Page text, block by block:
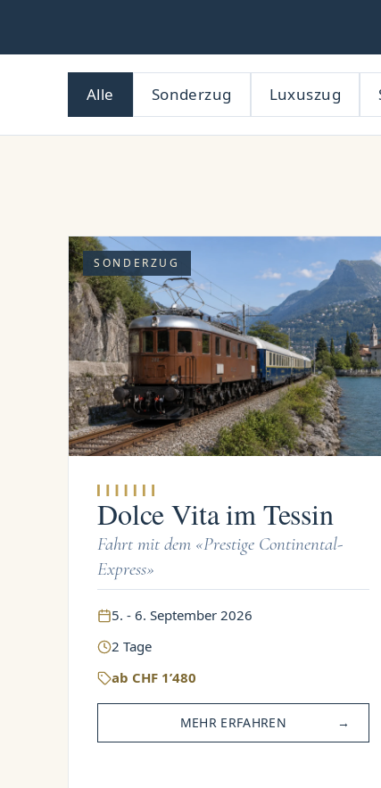
Alle Sonderzug Luxuszug
SONDERZUG
Dolce Vita im Tessin
Fahrt mit dem «Prestige Continental-
Express»
5. - 6. September 2026
2 Tage
ab CHF 1’480
MEHR ERFAHREN →